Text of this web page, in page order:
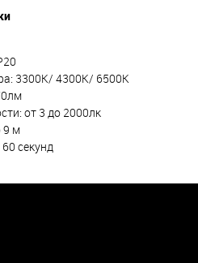
3300К/ 4300К/ 6500К
от 3 до 2000лк
9 м
секунд